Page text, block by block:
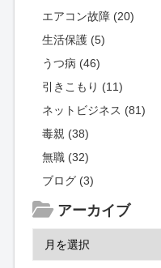
エアコン故障 (20)
生活保護 (5)
うつ病 (46)
引きこもり (11)
ネットビジネス (81)
毒親 (38)
無職 (32)
ブログ (3)
アーカイブ